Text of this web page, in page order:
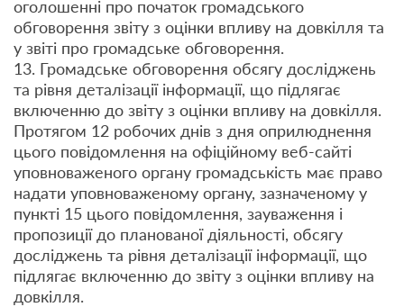
оголошенні про початок громадського
обговорення звіту з оцінки впливу на довкілля та
у звіті про громадське обговорення.
13. Громадське обговорення обсягу досліджень
та рівня деталізації інформації, що підлягає
включенню до звіту з оцінки впливу на довкілля.
Протягом 12 робочих днів з дня оприлюднення
цього повідомлення на офіційному веб-сайті
уповноваженого органу громадськість має право
надати уповноваженому органу, зазначеному у
пункті 15 цього повідомлення, зауваження і
пропозиції до планованої діяльності, обсягу
досліджень та рівня деталізації інформації, що
підлягає включенню до звіту з оцінки впливу на
довкілля.